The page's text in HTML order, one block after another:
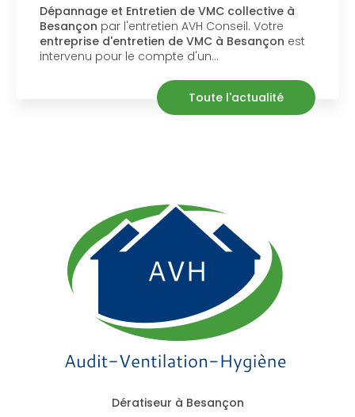
Dépannage et Entretien de VMC collective à
Besançon par l'entretien AVH Conseil. Votre
entreprise d'entretien de VMC à Besançon est
intervenu pour le compte d'un…
Toute l'actualité
Dératiseur à Besançon